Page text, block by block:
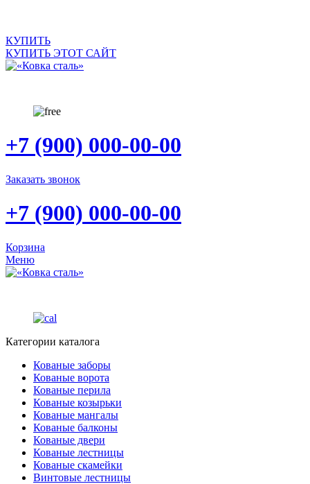
КУПИТЬ
КУПИТЬ ЭТОТ САЙТ
+7 (900) 000-00-00
Заказать звонок
+7 (900) 000-00-00
Корзина
Меню
Категории каталога
Кованые заборы
Кованые ворота
Кованые перила
Кованые козырьки
Кованые мангалы
Кованые балконы
Кованые двери
Кованые лестницы
Кованые скамейки
Винтовые лестницы